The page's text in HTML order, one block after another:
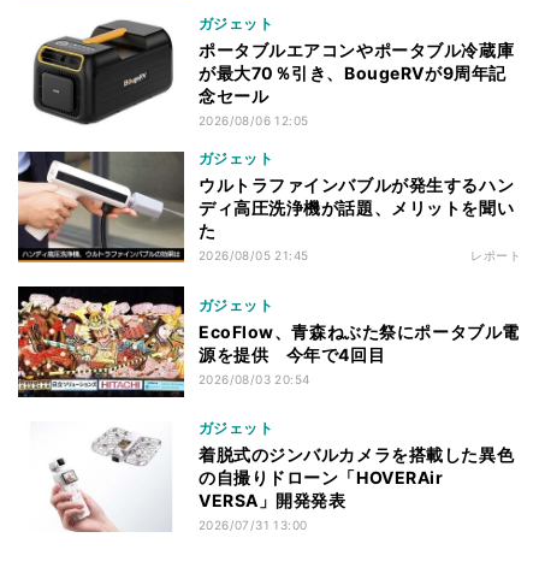
ガジェット
ポータブルエアコンやポータブル冷蔵庫
が最大70％引き、BougeRVが9周年記
念セール
2026/08/06 12:05
ガジェット
ウルトラファインバブルが発生するハン
ディ高圧洗浄機が話題、メリットを聞い
た
2026/08/05 21:45 レポート
ガジェット
EcoFlow、青森ねぶた祭にポータブル電
源を提供 今年で4回目
2026/08/03 20:54
ガジェット
着脱式のジンバルカメラを搭載した異色
の自撮りドローン「HOVERAir
VERSA」開発発表
2026/07/31 13:00